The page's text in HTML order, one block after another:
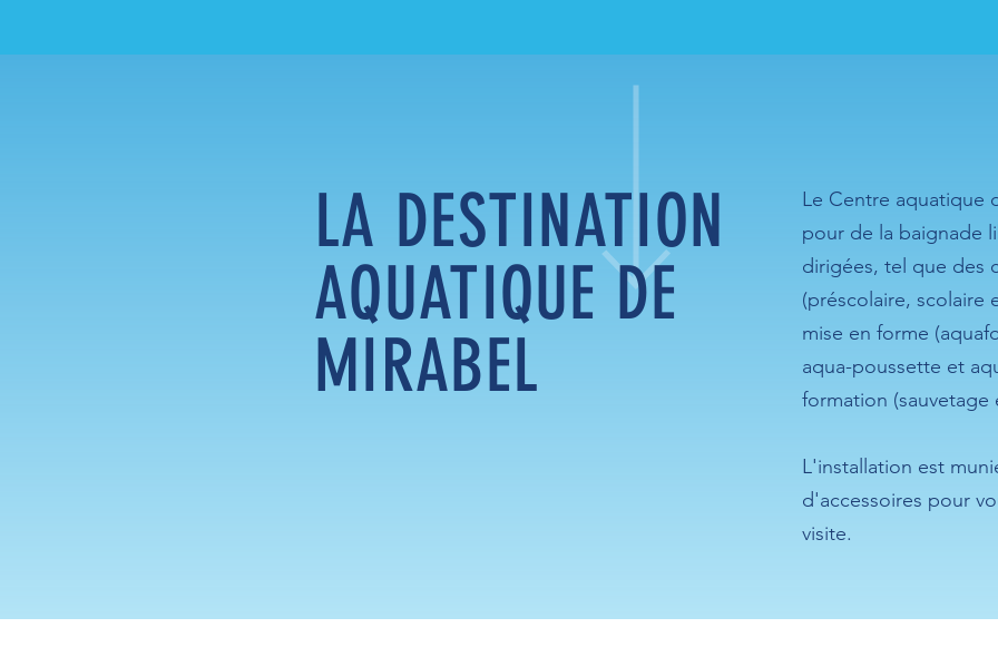
LA DESTINATION
AQUATIQUE DE
MIRABEL
Le Centre aquatique
pour de la baignade
dirigées, tel que des
(préscolaire, scolaire
mise en forme
aqua-poussette et
formation (sauvetage
L'installation est
d'accessoires pour
visite.​